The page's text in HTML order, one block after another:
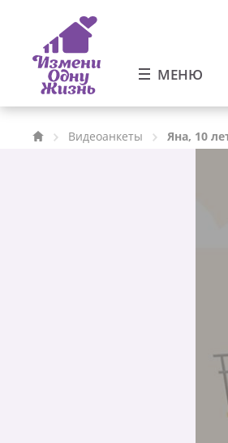
МЕНЮ
Видеоанкеты Яна, 10